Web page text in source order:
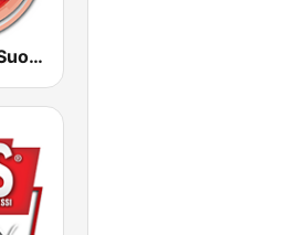
Dimensione Suono Roma